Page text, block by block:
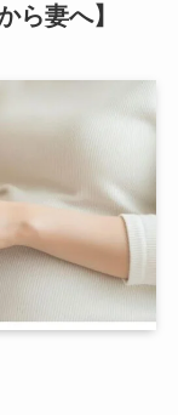
ら妻へ】